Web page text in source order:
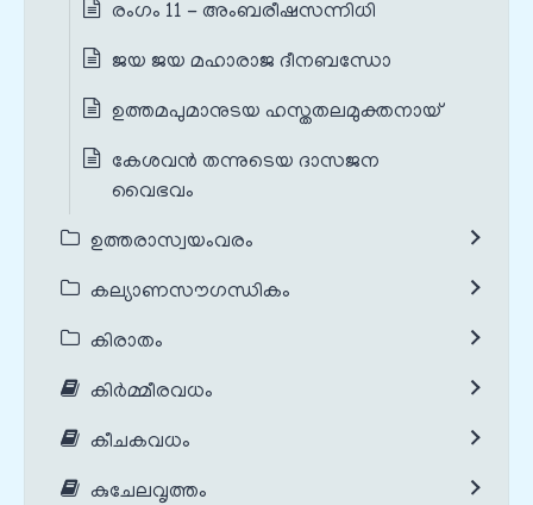
രംഗം 11 - അംബരീഷസന്നിധി
ജയ ജയ മഹാരാജ ദീനബന്ധോ
ഉത്തമപുമാനുടയ ഹസ്തതലമുക്തനായ്
കേശവൻ‌ തന്നുടെയ ദാസജന
വൈഭവം
ഉത്തരാസ്വയംവരം
കല്യാണസൗഗന്ധികം
കിരാതം
കിർമ്മീരവധം
കീചകവധം
കുചേലവൃത്തം